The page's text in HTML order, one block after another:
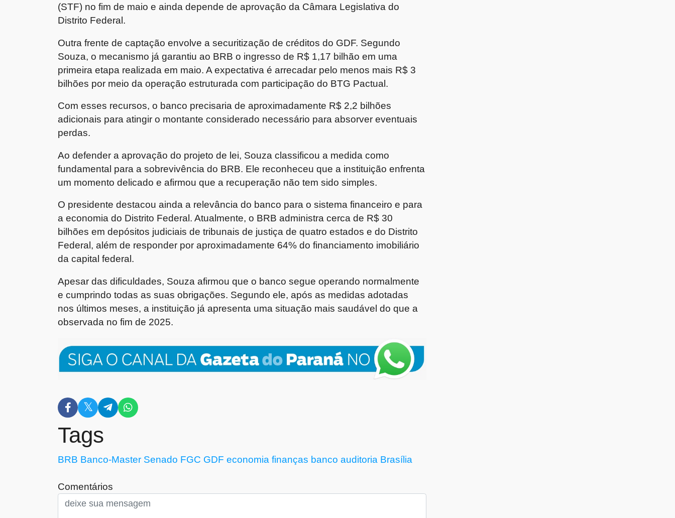
(STF) no fim de maio e ainda depende de aprovação da Câmara Legislativa do
Distrito Federal.
Outra frente de captação envolve a securitização de créditos do GDF. Segundo
Souza, o mecanismo já garantiu ao BRB o ingresso de R$ 1,17 bilhão em uma
primeira etapa realizada em maio. A expectativa é arrecadar pelo menos mais R$ 3
bilhões por meio da operação estruturada com participação do BTG Pactual.
Com esses recursos, o banco precisaria de aproximadamente R$ 2,2 bilhões
adicionais para atingir o montante considerado necessário para absorver eventuais
perdas.
Ao defender a aprovação do projeto de lei, Souza classificou a medida como
fundamental para a sobrevivência do BRB. Ele reconheceu que a instituição enfrenta
um momento delicado e afirmou que a recuperação não tem sido simples.
O presidente destacou ainda a relevância do banco para o sistema financeiro e para
a economia do Distrito Federal. Atualmente, o BRB administra cerca de R$ 30
bilhões em depósitos judiciais de tribunais de justiça de quatro estados e do Distrito
Federal, além de responder por aproximadamente 64% do financiamento imobiliário
da capital federal.
Apesar das dificuldades, Souza afirmou que o banco segue operando normalmente
e cumprindo todas as suas obrigações. Segundo ele, após as medidas adotadas
nos últimos meses, a instituição já apresenta uma situação mais saudável do que a
observada no fim de 2025.
Tags
BRB Banco-Master Senado FGC GDF economia finanças banco auditoria Brasília
Comentários